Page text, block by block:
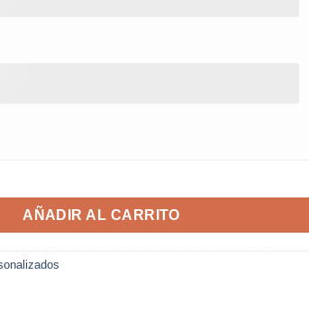
flores cantidad
AÑADIR AL CARRITO